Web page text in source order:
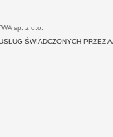
sp. z o.o.
ŚWIADCZONYCH PRZEZ